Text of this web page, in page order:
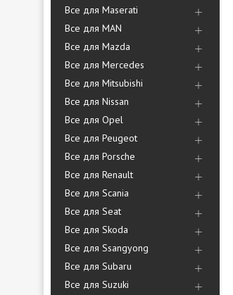
Все для Maserati
Все для MAN
Все для Mazda
Все для Mercedes
Все для Mitsubishi
Все для Nissan
Все для Opel
Все для Peugeot
Все для Porsche
Все для Renault
Все для Scania
Все для Seat
Все для Skoda
Все для Ssangyong
Все для Subaru
Все для Suzuki